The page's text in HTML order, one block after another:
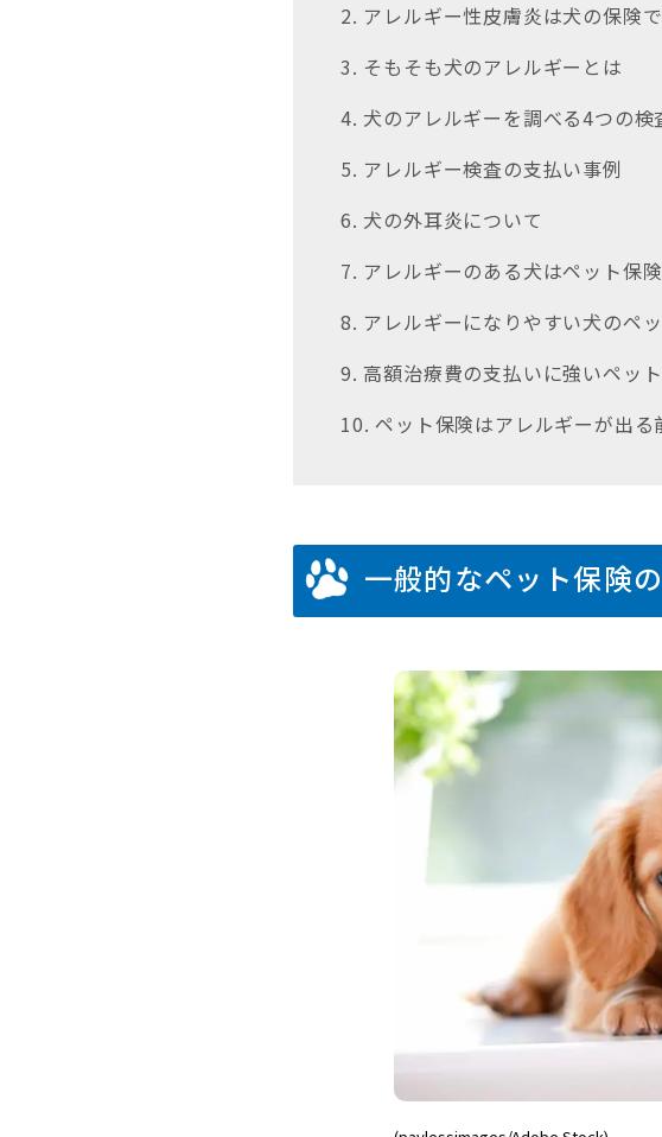
2. アレルギー性皮膚炎は犬の保険
3. そもそも犬のアレルギーとは
4. 犬のアレルギーを調べる4つの検
5. アレルギー検査の支払い事例
6. 犬の外耳炎について
7. アレルギーのある犬はペット保
8. アレルギーになりやすい犬のペ
9. 高額治療費の支払いに強いペッ
10. ペット保険はアレルギーが出る
一般的なペット保険